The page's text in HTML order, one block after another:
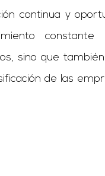
continua y
constante
sino que
de las